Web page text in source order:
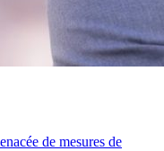
de mesures de